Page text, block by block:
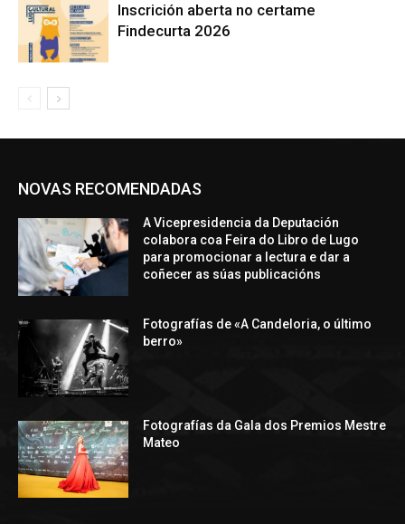
Inscrición aberta no certame
Findecurta 2026
NOVAS RECOMENDADAS
A Vicepresidencia da Deputación
colabora coa Feira do Libro de Lugo
para promocionar a lectura e dar a
coñecer as súas publicacións
Fotografías de «A Candeloria, o último
berro»
Fotografías da Gala dos Premios Mestre
Mateo